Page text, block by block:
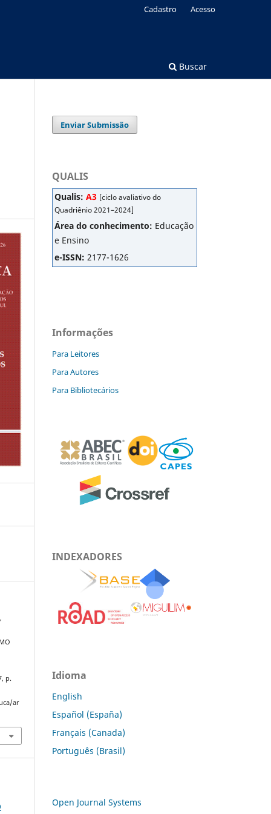
Buscar
Cadastro Acesso
p.
ar
Enviar Submissão
QUALIS
Qualis: A3 [ciclo avaliativo do
Quadriênio 2021–2024]
Área do conhecimento: Educação
e Ensino
e-ISSN: 2177-1626
Informações
Para Leitores
Para Autores
Para Bibliotecários
INDEXADORES
Idioma
English
Español (España)
Français (Canada)
Português (Brasil)
Open Journal Systems